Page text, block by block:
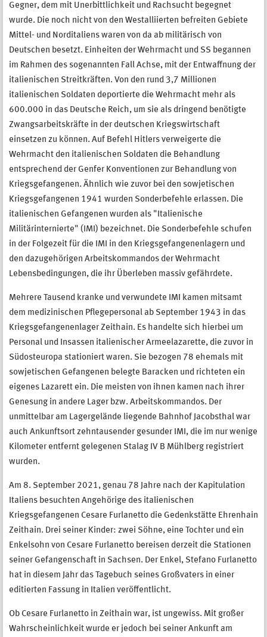
Gegner, dem mit Unerbittlichkeit und Rachsucht begegnet
wurde. Die noch nicht von den Westalliierten befreiten Gebiete
Mittel- und Norditaliens waren von da ab militärisch von
Deutschen besetzt. Einheiten der Wehrmacht und SS begannen
im Rahmen des sogenannten Fall Achse, mit der Entwaffnung der
italienischen Streitkräften. Von den rund 3,7 Millionen
italienischen Soldaten deportierte die Wehrmacht mehr als
600.000 in das Deutsche Reich, um sie als dringend benötigte
Zwangsarbeitskräfte in der deutschen Kriegswirtschaft
einsetzen zu können. Auf Befehl Hitlers verweigerte die
Wehrmacht den italienischen Soldaten die Behandlung
entsprechend der Genfer Konventionen zur Behandlung von
Kriegsgefangenen. Ähnlich wie zuvor bei den sowjetischen
Kriegsgefangenen 1941 wurden Sonderbefehle erlassen. Die
italienischen Gefangenen wurden als "Italienische
Militärinternierte" (IMI) bezeichnet. Die Sonderbefehle schufen
in der Folgezeit für die IMI in den Kriegsgefangenenlagern und
den dazugehörigen Arbeitskommandos der Wehrmacht
Lebensbedingungen, die ihr Überleben massiv gefährdete.
Mehrere Tausend kranke und verwundete IMI kamen mitsamt
dem medizinischen Pflegepersonal ab September 1943 in das
Kriegsgefangenenlager Zeithain. Es handelte sich hierbei um
Personal und Insassen italienischer Armeelazarette, die zuvor in
Südosteuropa stationiert waren. Sie bezogen 78 ehemals mit
sowjetischen Gefangenen belegte Baracken und richteten ein
eigenes Lazarett ein. Die meisten von ihnen kamen nach ihrer
Genesung in andere Lager bzw. Arbeitskommandos. Der
unmittelbar am Lagergelände liegende Bahnhof Jacobsthal war
auch Ankunftsort zehntausender gesunder IMI, die im nur wenige
Kilometer entfernt gelegenen Stalag IV B Mühlberg registriert
wurden.
Am 8. September 2021, genau 78 Jahre nach der Kapitulation
Italiens besuchten Angehörige des italienischen
Kriegsgefangenen Cesare Furlanetto die Gedenkstätte Ehrenhain
Zeithain. Drei seiner Kinder: zwei Söhne, eine Tochter und ein
Enkelsohn von Cesare Furlanetto bereisen derzeit die Stationen
seiner Gefangenschaft in Sachsen. Der Enkel, Stefano Furlanetto
hat in diesem Jahr das Tagebuch seines Großvaters in einer
editierten Fassung in Italien veröffentlicht.
Ob Cesare Furlanetto in Zeithain war, ist ungewiss. Mit großer
Wahrscheinlichkeit wurde er jedoch bei seiner Ankunft am